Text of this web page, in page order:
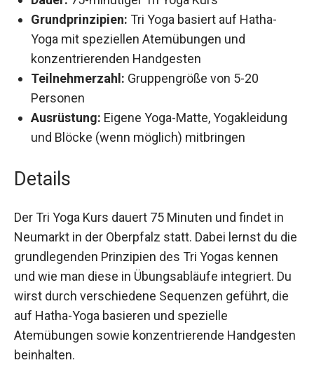
Dauer:
75-minütiger Tri Yoga Kurs
Grundprinzipien:
Tri Yoga basiert auf Hatha-
Yoga mit speziellen Atemübungen und
konzentrierenden Handgesten
Teilnehmerzahl:
Gruppengröße von 5-20
Personen
Ausrüstung: Eigene Yoga-Matte, Yogakleidung
und Blöcke (wenn möglich) mitbringen
Details
Der Tri Yoga Kurs dauert 75 Minuten und findet in
Neumarkt in der Oberpfalz statt. Dabei lernst du
die grundlegenden Prinzipien des Tri Yogas
kennen und wie man diese in Übungsabläufe
integriert. Du wirst durch verschiedene
Sequenzen geführt, die auf Hatha-Yoga basieren
und spezielle Atemübungen sowie